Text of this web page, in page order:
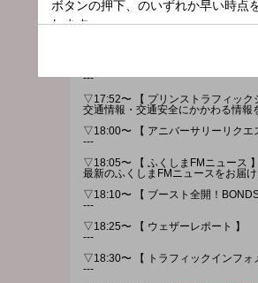
ージや特別な企画も展開中！あなた
▽17:30〜 【 キビタンスマイル～ひ
平日の毎日17：30から、「福島県
ざまな情報を発信しています。番
▽17:49〜 【 トラフィックインフォ
---
▽17:52〜 【 プリンストラフィック
交通情報・交通安全にかかわる情報
▽18:00〜 【 アニバーサリーリクエ
---
▽18:05〜 【 ふくしまFMニュース 】
最新のふくしまFMニュースをお届け
▽18:10〜 【 ブースト全開！BONDS
---
▽18:25〜 【 ウェザーレポート 】
---
▽18:30〜 【 トラフィックインフォ
---